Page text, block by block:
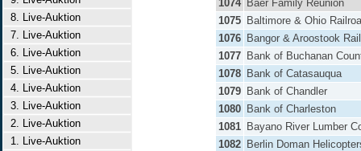
8. Live-Auktion
7. Live-Auktion
6. Live-Auktion
5. Live-Auktion
4. Live-Auktion
3. Live-Auktion
2. Live-Auktion
1. Live-Auktion
1074 Baer Family Reunion
1075 Baltimore & Ohio
1076 Bangor & Aroostook
1077 Bank of Buchanan
1078 Bank of Catasauqua
1079 Bank of Chandler
1080 Bank of Charleston
1081 Bayano River Lumber
1082 Berlin Doman